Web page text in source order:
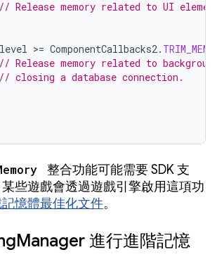
// Release memory related to UI
level >= ComponentCallbacks2 .
// Release memory related to
// closing a database connection.
整合功能可能需要 SDK 支
些遊戲會透過遊戲引擎啟用這項功
憶體最佳化文件。
進行進階記憶